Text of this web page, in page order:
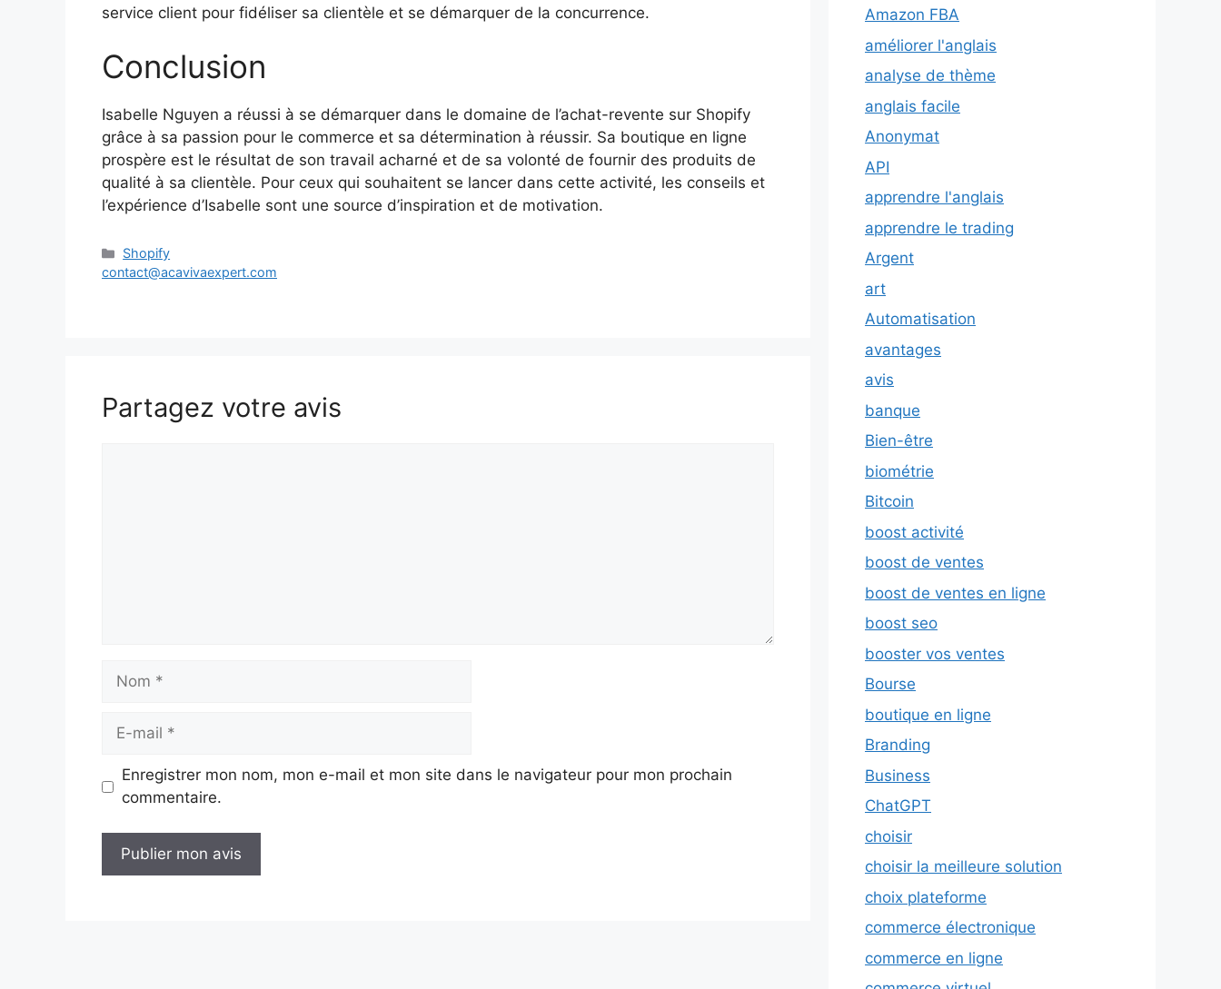
service client pour fidéliser sa clientèle et se démarquer de la concurrence.
Conclusion
Isabelle Nguyen a réussi à se démarquer dans le domaine de l’achat-revente sur Shopify
grâce à sa passion pour le commerce et sa détermination à réussir. Sa boutique en ligne
prospère est le résultat de son travail acharné et de sa volonté de fournir des produits de
qualité à sa clientèle. Pour ceux qui souhaitent se lancer dans cette activité, les conseils et
l’expérience d’Isabelle sont une source d’inspiration et de motivation.
Catégories
Shopify
contact@acavivaexpert.com
Partagez votre avis
Nom
Enregistrer mon nom, mon e-mail et mon site dans le navigateur pour mon prochain
commentaire.
Amazon FBA
améliorer l'anglais
analyse de thème
anglais facile
Anonymat
API
apprendre l'anglais
apprendre le trading
Argent
art
Automatisation
avantages
avis
banque
Bien-être
biométrie
Bitcoin
boost activité
boost de ventes
boost de ventes en ligne
boost seo
booster vos ventes
Bourse
boutique en ligne
Branding
Business
ChatGPT
choisir
choisir la meilleure solution
choix plateforme
commerce électronique
commerce en ligne